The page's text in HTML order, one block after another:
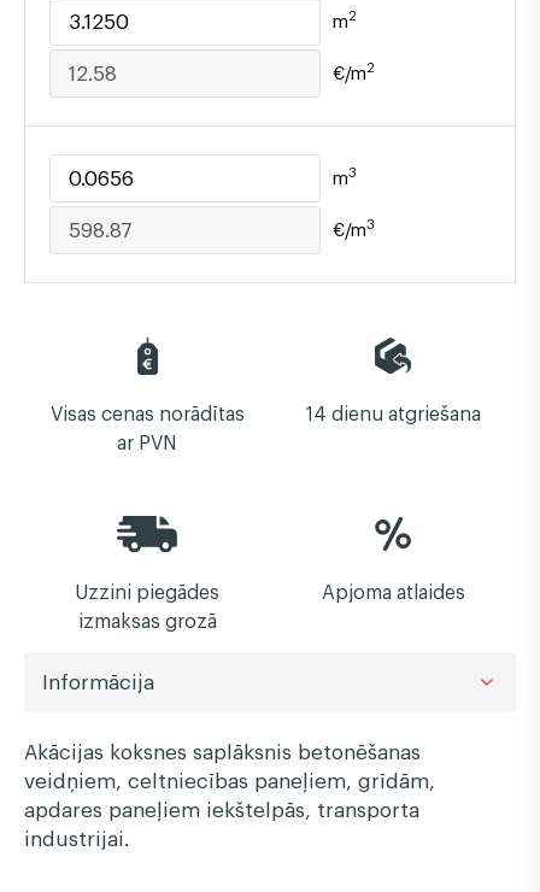
m2
€/m2
m3
€/m3
Visas cenas norādītas
ar PVN
14 dienu atgriešana
Uzzini piegādes
izmaksas grozā
Apjoma atlaides
Informācija
Akācijas koksnes saplāksnis betonēšanas
veidņiem, celtniecības paneļiem, grīdām,
apdares paneļiem iekštelpās, transporta
industrijai.